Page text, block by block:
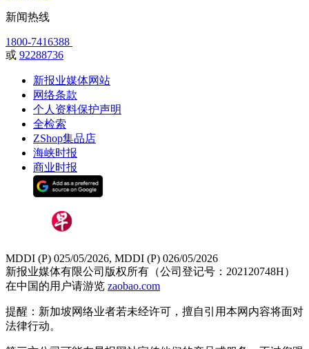
新闻热线
1800-7416388
或 92288736
新报业媒体网站
网络条款
个人资料保护声明
全检索
ZShop集品店
海峡时报
商业时报
MDDI (P) 025/05/2026, MDDI (P) 026/05/2026
新报业媒体有限公司版权所有（公司登记号：202120748H）
在中国的用户请游览 zaobao.com
提醒：新加坡网络业者若未经许可，擅自引用本网内容将面对
法律行动。